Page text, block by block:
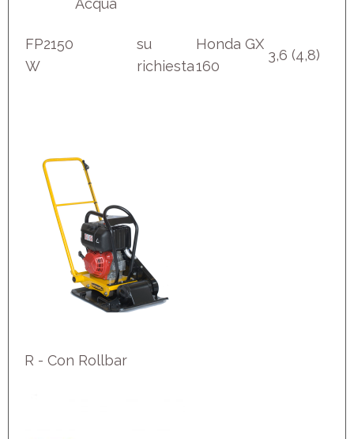
Acqua
FP2150
W
su
richiesta
Honda GX
160
3,6 (4,8)
R - Con Rollbar